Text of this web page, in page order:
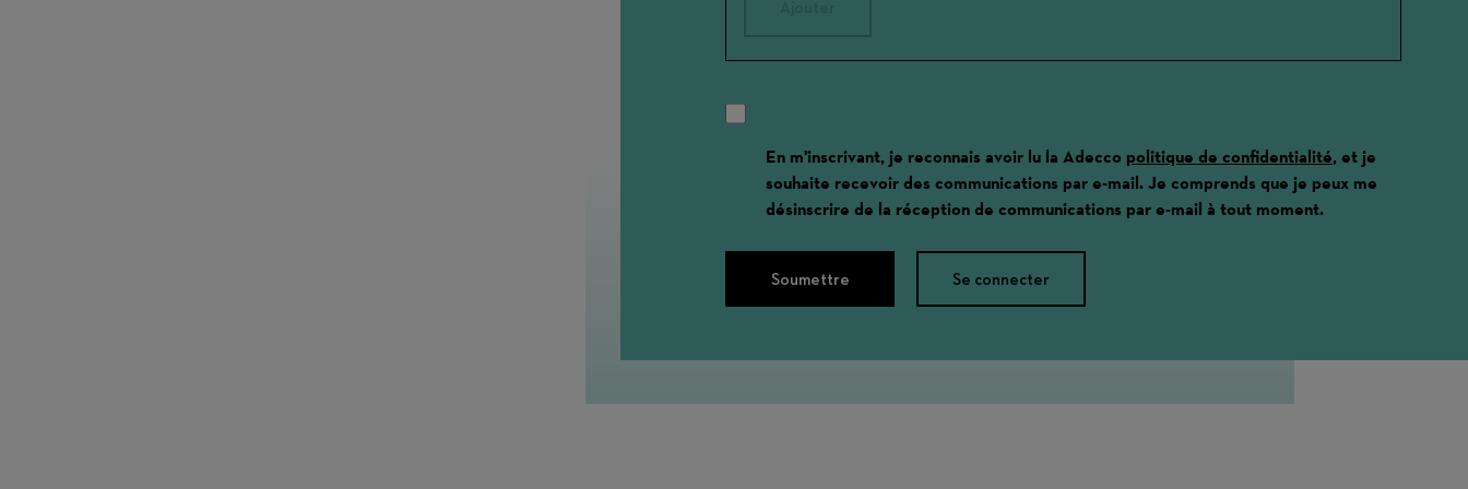
En m'inscrivant, je reconnais avoir lu la Adecco politique de confidentialité, et je
souhaite recevoir des communications par e-mail. Je comprends que je peux me
désinscrire de la réception de communications par e-mail à tout moment.
Soumettre Se connecter